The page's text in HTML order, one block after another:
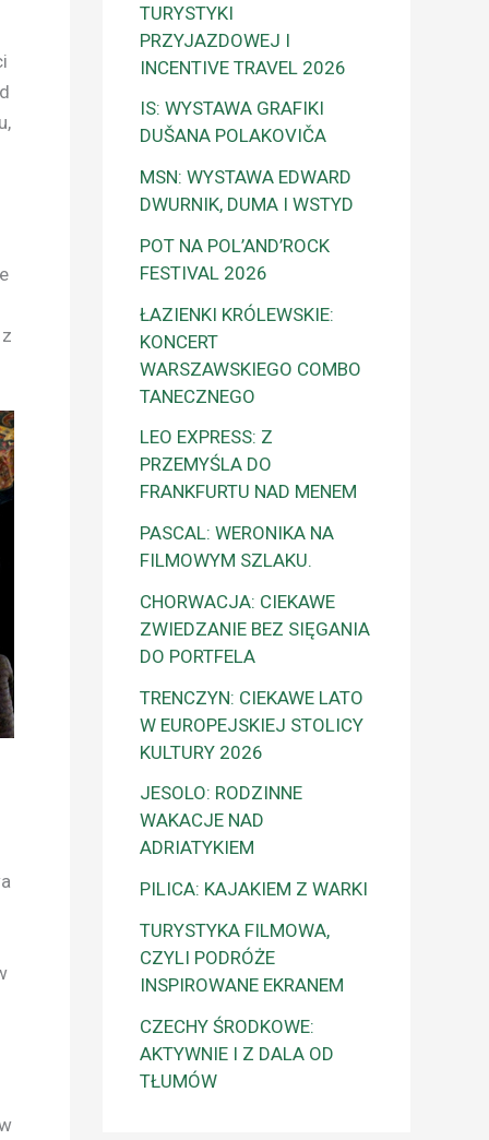
TURYSTYKI
PRZYJAZDOWEJ I
INCENTIVE TRAVEL 2026
IS: WYSTAWA GRAFIKI
DUŠANA POLAKOVIČA
MSN: WYSTAWA EDWARD
DWURNIK, DUMA I WSTYD
POT NA POL’AND’ROCK
FESTIVAL 2026
ŁAZIENKI KRÓLEWSKIE:
KONCERT
WARSZAWSKIEGO COMBO
TANECZNEGO
LEO EXPRESS: Z
PRZEMYŚLA DO
FRANKFURTU NAD MENEM
PASCAL: WERONIKA NA
FILMOWYM SZLAKU.
CHORWACJA: CIEKAWE
ZWIEDZANIE BEZ SIĘGANIA
DO PORTFELA
TRENCZYN: CIEKAWE LATO
W EUROPEJSKIEJ STOLICY
KULTURY 2026
JESOLO: RODZINNE
WAKACJE NAD
ADRIATYKIEM
PILICA: KAJAKIEM Z WARKI
TURYSTYKA FILMOWA,
CZYLI PODRÓŻE
INSPIROWANE EKRANEM
CZECHY ŚRODKOWE:
AKTYWNIE I Z DALA OD
TŁUMÓW